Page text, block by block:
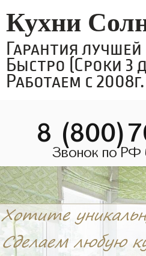
Кухни
Гарантия
Быстро (Сроки 3
Работаем с 2008г.
8
Звонок по РФ